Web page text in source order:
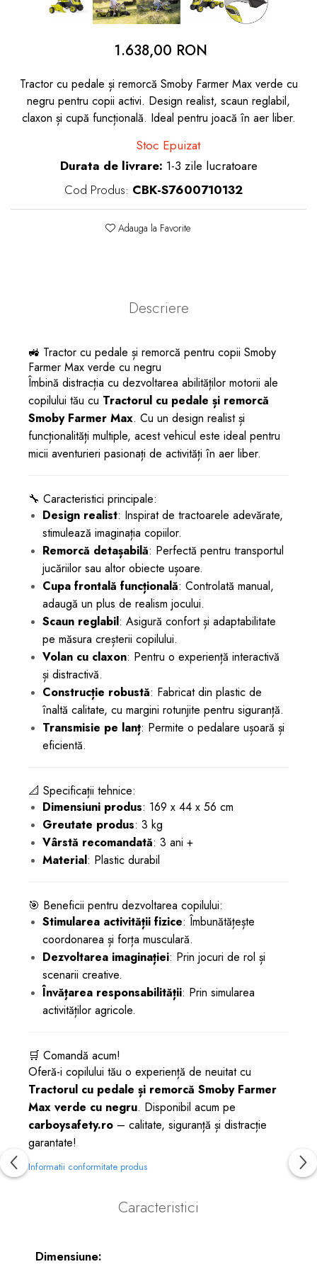
dopuri de urechi
1.638,00 RON
Tractor cu pedale și remorcă Smoby Farmer Max verde cu
negru pentru copii activi. Design realist, scaun reglabil,
claxon și cupă funcțională. Ideal pentru joacă în aer liber.
Stoc Epuizat
Durata de livrare: 1-3 zile lucratoare
Cod Produs: CBK-S7600710132
Adauga la Favorite
Descriere
🚜 Tractor cu pedale și remorcă pentru copii Smoby
Farmer Max verde cu negru
Îmbină distracția cu dezvoltarea abilităților motorii ale
copilului tău cu Tractorul cu pedale și remorcă
Smoby Farmer Max. Cu un design realist și
funcționalități multiple, acest vehicul este ideal pentru
micii aventurieri pasionați de activități în aer liber.
🔧 Caracteristici principale:
Design realist: Inspirat de tractoarele adevărate,
stimulează imaginația copiilor.
Remorcă detașabilă: Perfectă pentru transportul
jucăriilor sau altor obiecte ușoare.
Cupa frontală funcțională: Controlată manual,
adaugă un plus de realism jocului.
Scaun reglabil: Asigură confort și adaptabilitate
pe măsura creșterii copilului.
Volan cu claxon: Pentru o experiență interactivă
și distractivă.
Construcție robustă: Fabricat din plastic de
înaltă calitate, cu margini rotunjite pentru siguranță.
Transmisie pe lanț: Permite o pedalare ușoară și
eficientă.
📐 Specificații tehnice:
Dimensiuni produs: 169 x 44 x 56 cm
Greutate produs: 3 kg
Vârstă recomandată: 3 ani +
Material: Plastic durabil
🎯 Beneficii pentru dezvoltarea copilului:
Stimularea activității fizice: Îmbunătățește
coordonarea și forța musculară.
Dezvoltarea imaginației: Prin jocuri de rol și
scenarii creative.
Învățarea responsabilității: Prin simularea
activităților agricole.
🛒 Comandă acum!
Oferă-i copilului tău o experiență de neuitat cu
Tractorul cu pedale și remorcă Smoby Farmer
Max verde cu negru. Disponibil acum pe
carboysafety.ro – calitate, siguranță și distracție
garantate!
Informatii conformitate produs
Caracteristici
Dimensiune: